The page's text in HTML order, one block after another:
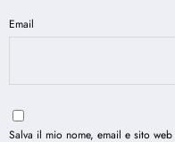
Email
Salva il mio nome, email e sito